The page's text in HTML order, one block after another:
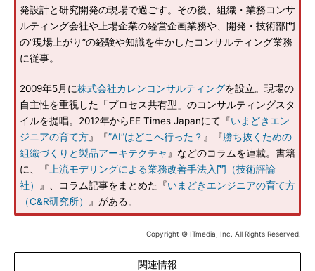
発設計と研究開発の現場で過ごす。その後、組織・業務コンサ
ルティング会社や上場企業の経営企画業務や、開発・技術部門
の“現場上がり”の経験や知識を生かしたコンサルティング業務
に従事。
2009年5月に株式会社カレンコンサルティングを設立。現場の
自主性を重視した「プロセス共有型」のコンサルティングスタ
イルを提唱。2012年からEE Times Japanにて『いまどきエン
ジニアの育て方』『”AI”はどこへ行った？ 』『勝ち抜くための
組織づくりと製品アーキテクチャ 』などのコラムを連載。書籍
に、『 上流モデリングによる業務改善手法入門（技術評論
社）
』、コラム記事をまとめた『いまどきエンジニアの育て方
（C&R研究所）
』がある。
Copyright © ITmedia, Inc. All Rights Reserved.
関連情報